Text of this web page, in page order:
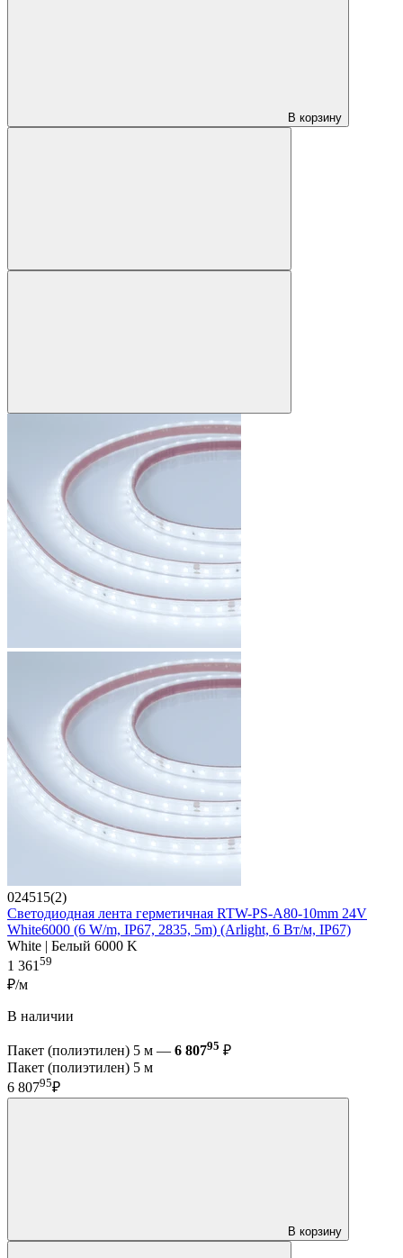
В корзину
024515(2)
Светодиодная лента герметичная RTW-PS-A80-10mm 24V
White6000 (6 W/m, IP67, 2835, 5m) (Arlight, 6 Вт/м, IP67)
White | Белый 6000 K
1 361 59
₽/м
В наличии
Пакет (полиэтилен) 5 м — 6 80795 ₽
Пакет (полиэтилен) 5 м
6 80795₽
В корзину